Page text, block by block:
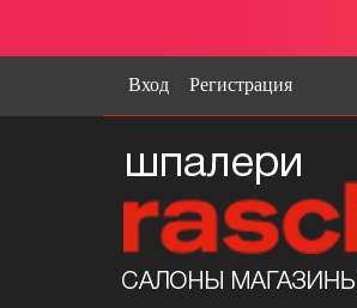
Вход Регистрация